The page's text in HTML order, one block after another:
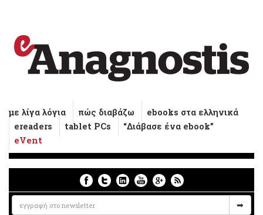
με λίγα λόγια πώς διαβάζω
ebooks στα ελληνικά
ereaders
tablet PCs
“Διάβασε ένα ebook”
eVent